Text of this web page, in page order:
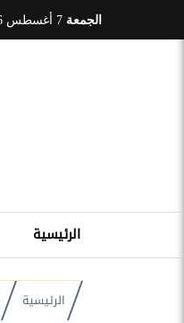
الجمعة
الرئيسية
الرئيسية